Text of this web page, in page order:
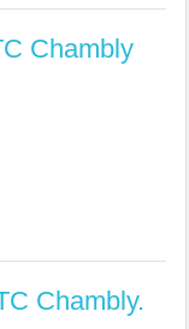
Chambly
Chambly.